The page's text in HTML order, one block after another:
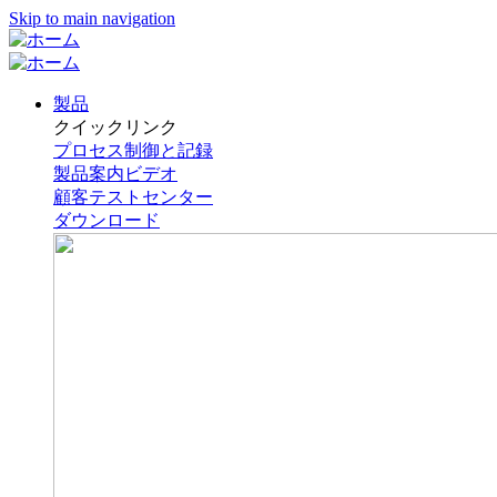
Skip to main navigation
製品
クイックリンク
プロセス制御と記録
製品案内ビデオ
顧客テストセンター
ダウンロード